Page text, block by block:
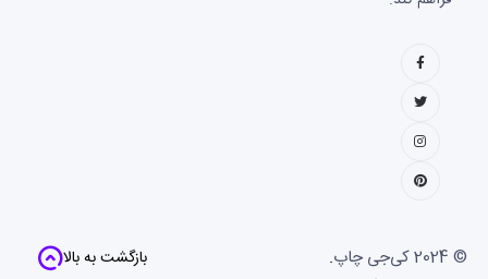
© 2024 کی‌جی چاپ.
بازگشت به بالا